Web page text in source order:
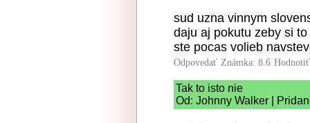
sud uzna vinnym
daju aj pokutu zeby si
ste pocas volieb
Odpovedať Známka: 8.6
Tak to isto nie
Od: Johnny Walker |